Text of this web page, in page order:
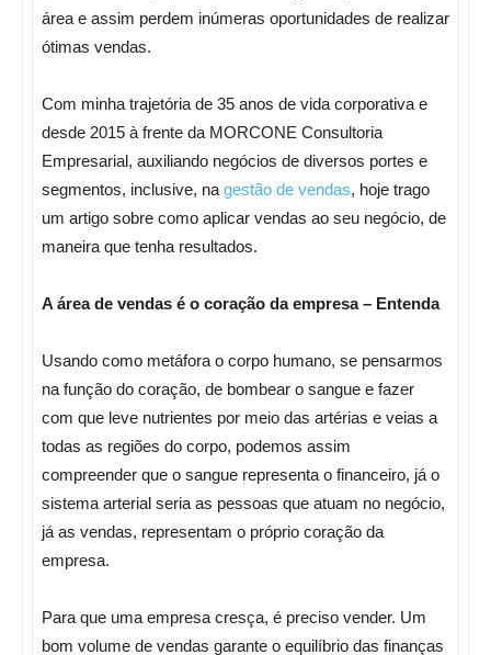
área e assim perdem inúmeras oportunidades de realizar
ótimas vendas.
Com minha trajetória de 35 anos de vida corporativa e
desde 2015 à frente da MORCONE Consultoria
Empresarial, auxiliando negócios de diversos portes e
segmentos, inclusive, na gestão de vendas, hoje trago
um artigo sobre como aplicar vendas ao seu negócio, de
maneira que tenha resultados.
A área de vendas é o coração da empresa – Entenda
Usando como metáfora o corpo humano, se pensarmos
na função do coração, de bombear o sangue e fazer
com que leve nutrientes por meio das artérias e veias a
todas as regiões do corpo, podemos assim
compreender que o sangue representa o financeiro, já o
sistema arterial seria as pessoas que atuam no negócio,
já as vendas, representam o próprio coração da
empresa.
Para que uma empresa cresça, é preciso vender. Um
bom volume de vendas garante o equilíbrio das finanças